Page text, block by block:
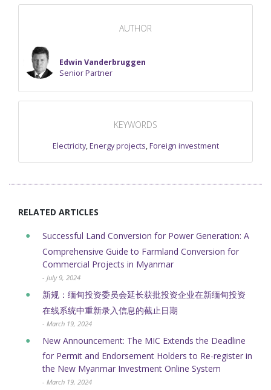
AUTHOR
Edwin Vanderbruggen
Senior Partner
KEYWORDS
Electricity,Energy projects,Foreign investment
RELATED ARTICLES
Successful Land Conversion for Power Generation: A
Comprehensive Guide to Farmland Conversion for
Commercial Projects in Myanmar
- July 9, 2024
新规：缅甸投资委员会延长获批投资企业在新缅甸投资
在线系统中重新录入信息的截止日期
- March 19, 2024
New Announcement: The MIC Extends the Deadline
for Permit and Endorsement Holders to Re-register in
the New Myanmar Investment Online System
- March 19, 2024